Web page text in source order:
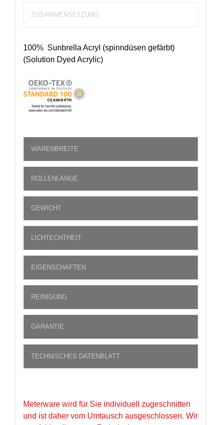
ZUSAMMENSETZUNG
100% Sunbrella Acryl (spinndüsen gefärbt)
(Solution Dyed Acrylic)
WARENBREITE
ROLLENLÄNGE
GEWICHT
LICHTECHTHEIT
EIGENSCHAFTEN
REINIGUNG
GARANTIE
TECHNISCHES DATENBLATT
Meterware wird für Sie individuell zugeschnitten
und ist daher vom Umtausch ausgeschlossen. Wir